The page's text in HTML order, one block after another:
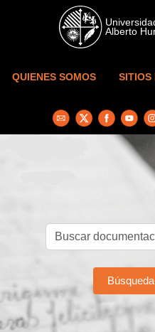
Skip to main content
QUIENES SOMOS SITIOS